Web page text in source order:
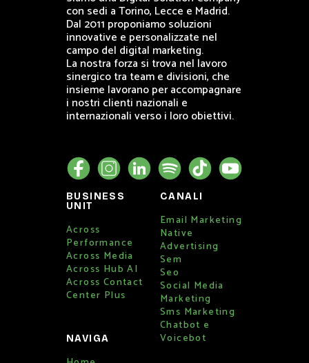
con sedi a Torino, Lecce e Madrid.
Dal 2011 proponiamo soluzioni
innovative e personalizzate nel
campo del digital marketing.
La nostra forza si trova nel lavoro
sinergico tra team e divisioni, che
insieme lavorano per accompagnare
i nostri clienti nazionali e
internazionali verso i loro obiettivi.
BUSINESS
UNIT
Across
Performance
Across Media
Across Hub AI
Across Contact
Center Plus
NAVIGA
CANALI
Email Marketing
Native
Advertising
Sem
Seo
Social Media
Marketing
Sms Marketing
Chatbot e
Voicebot